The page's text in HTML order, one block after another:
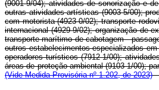
(9001-9/04); atividades de sonorização e
outras atividades artísticas (9003-5/00);
com motorista (4923-0/02); transporte
internacional (4929-9/02); organização de
transporte marítimo de cabotagem -
outros estabelecimentos especializados
operadores turísticos (7912-1/00);
áreas de proteção ambiental (9103-1/00);
(Vide Medida Provisória nº 1.202, de 2023)